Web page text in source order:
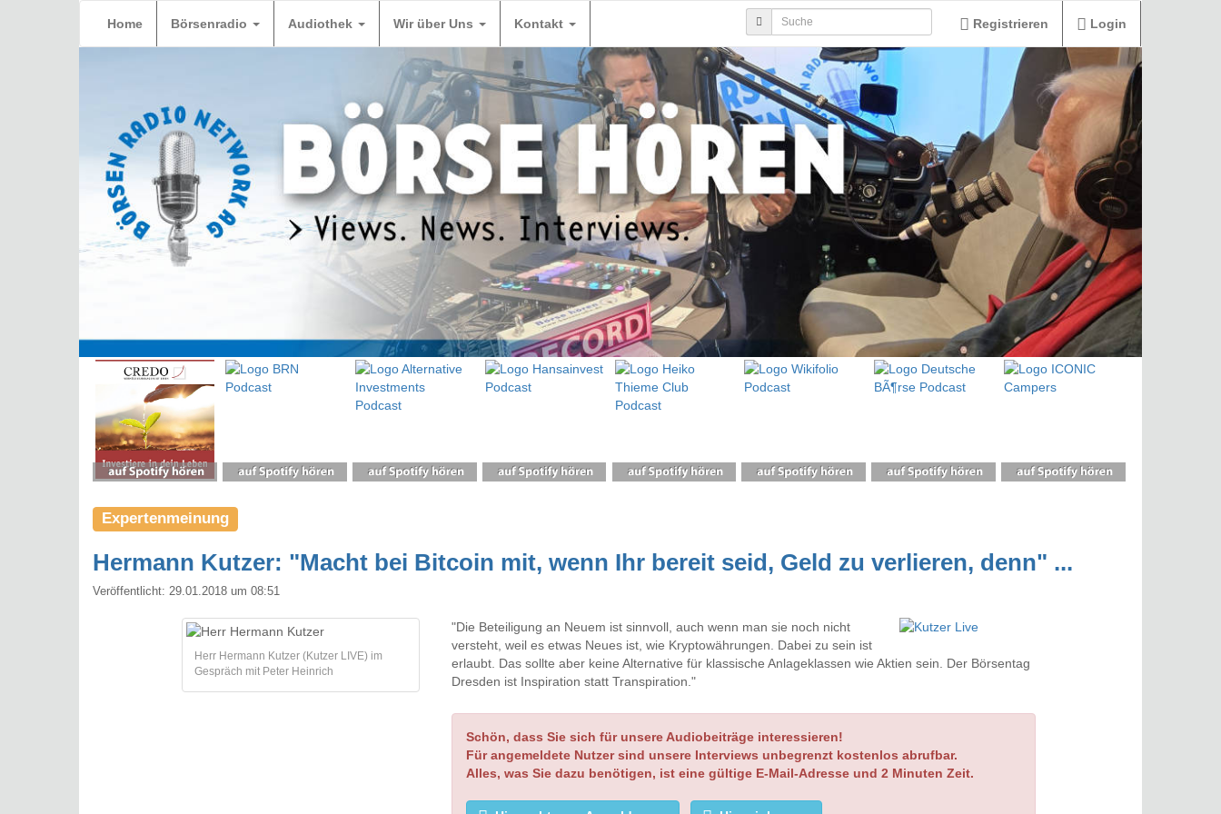
Home Börsenradio Audiothek Wir über Uns Kontakt Registrieren Login
Expertenmeinung
Hermann Kutzer: "Macht bei Bitcoin mit, wenn Ihr bereit seid, Geld zu verlieren, denn" ...
Veröffentlicht: 29.01.2018 um 08:51
Herr Hermann Kutzer (Kutzer LIVE) im
Gespräch mit Peter Heinrich
"Die Beteiligung an Neuem ist sinnvoll, auch wenn man sie noch nicht
versteht, weil es etwas Neues ist, wie Kryptowährungen. Dabei zu sein ist
erlaubt. Das sollte aber keine Alternative für klassische Anlageklassen wie Aktien sein. Der Börsentag
Dresden ist Inspiration statt Transpiration."
Schön, dass Sie sich für unsere Audiobeiträge interessieren!
Für angemeldete Nutzer sind unsere Interviews unbegrenzt kostenlos abrufbar.
Alles, was Sie dazu benötigen, ist eine gültige E-Mail-Adresse und 2 Minuten Zeit.